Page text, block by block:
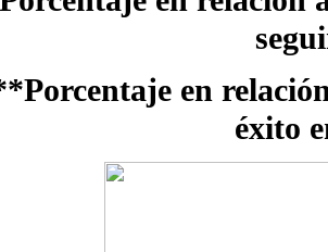
en
éxito